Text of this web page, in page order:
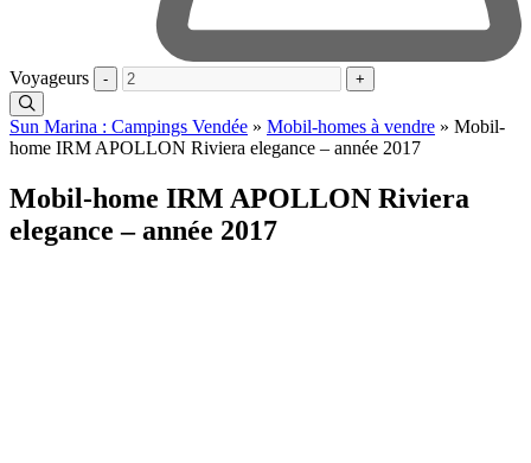
Voyageurs - +
Sun Marina : Campings Vendée » Mobil-homes à vendre » Mobil-
home IRM APOLLON Riviera elegance – année 2017
Mobil-home IRM APOLLON Riviera
elegance – année 2017